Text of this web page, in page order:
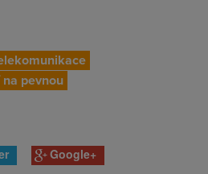
pevnou
Google+